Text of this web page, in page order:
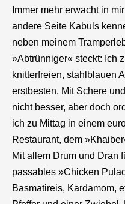
Immer mehr erwacht in
andere Seite Kabuls
neben meinem
»Abtrünniger« steckt: Ich
knitterfreien, stahlblauen
erstbesten. Mit Schere
nicht besser, aber doch
ich zu Mittag in einem
Restaurant, dem
Mit allem Drum und Dran
passables »Chicken
Basmatireis, Kardamom,